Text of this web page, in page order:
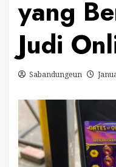
yang
Judi
Sabandungeun